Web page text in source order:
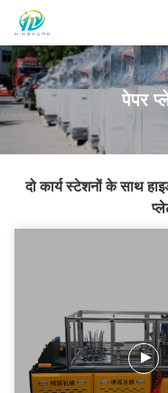
पेपर
दो कार्य स्टेशनों के साथ